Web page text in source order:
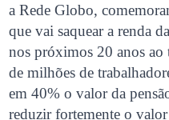
a Rede Globo,
que vai saquear a renda
nos próximos 20 anos ao
de milhões de
em 40% o valor da
reduzir fortemente o